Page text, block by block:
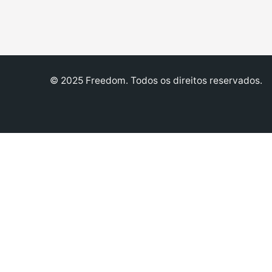
© 2025 Freedom. Todos os direitos reservados.